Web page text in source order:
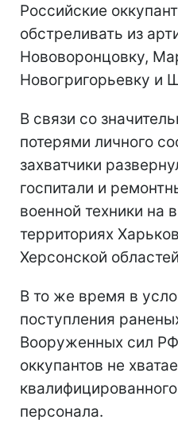
Российские
обстреливать из
Нововоронцовку,
Новогригорьевку и
В связи со
потерями личного
захватчики
госпитали и
военной техники на
территориях
Херсонской
В то же время в
поступления
Вооруженных сил
оккупантов не
персонала.